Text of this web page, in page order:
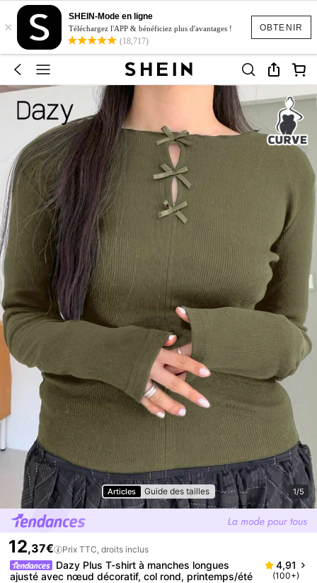
OBTENIR
×
SHEIN-Mode en ligne
Téléchargez l'APP & bénéficiez plus d'avantages !
(18,717)
Articles Guide des tailles 1/5
12,37€ Prix TTC, droits inclus
Dazy Plus T-shirt à manches longues
ajusté avec nœud décoratif, col rond, printemps/été
4,91
(100+)